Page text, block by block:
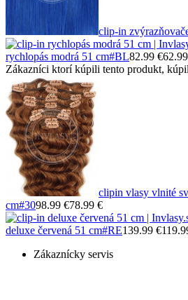
clip-in
rychlopás modrá 51 cm#BL82.99 €
Zákazníci ktorí kúpili tento produkt,
clipin vlasy vlnité
cm#3098.99 €78.99 €
deluxe červená 51 cm#RE139.99 €
Zákaznícky servis